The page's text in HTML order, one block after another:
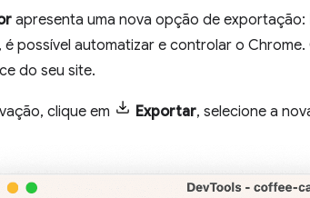
apresenta uma nova opção de exportação:
é possível automatizar e controlar o Chrome.
do seu site.
clique em Exportar, selecione a